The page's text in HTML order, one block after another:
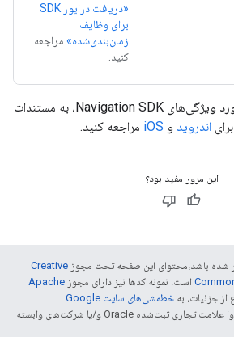
«دریافت درایور SDK
برای وظایف
زمان‌بندی‌شده» مراجعه
کنید.
برای اطلاعات بیشتر در مورد ویژگی‌های Navigation SDK، به مستندات
اندروید و iOS مراجعه کنید.
این مرور مفید بود؟
شده باشد،‌محتوای این صفحه تحت مجوز Creative
است. نمونه کدها نیز دارای مجوز Apache
جزئیات، به
خطمشی‌های سایت Google
مراجعه کنید. جاوا علامت تجاری ثبت‌شده Oracle و/یا شرکت‌های وابسته